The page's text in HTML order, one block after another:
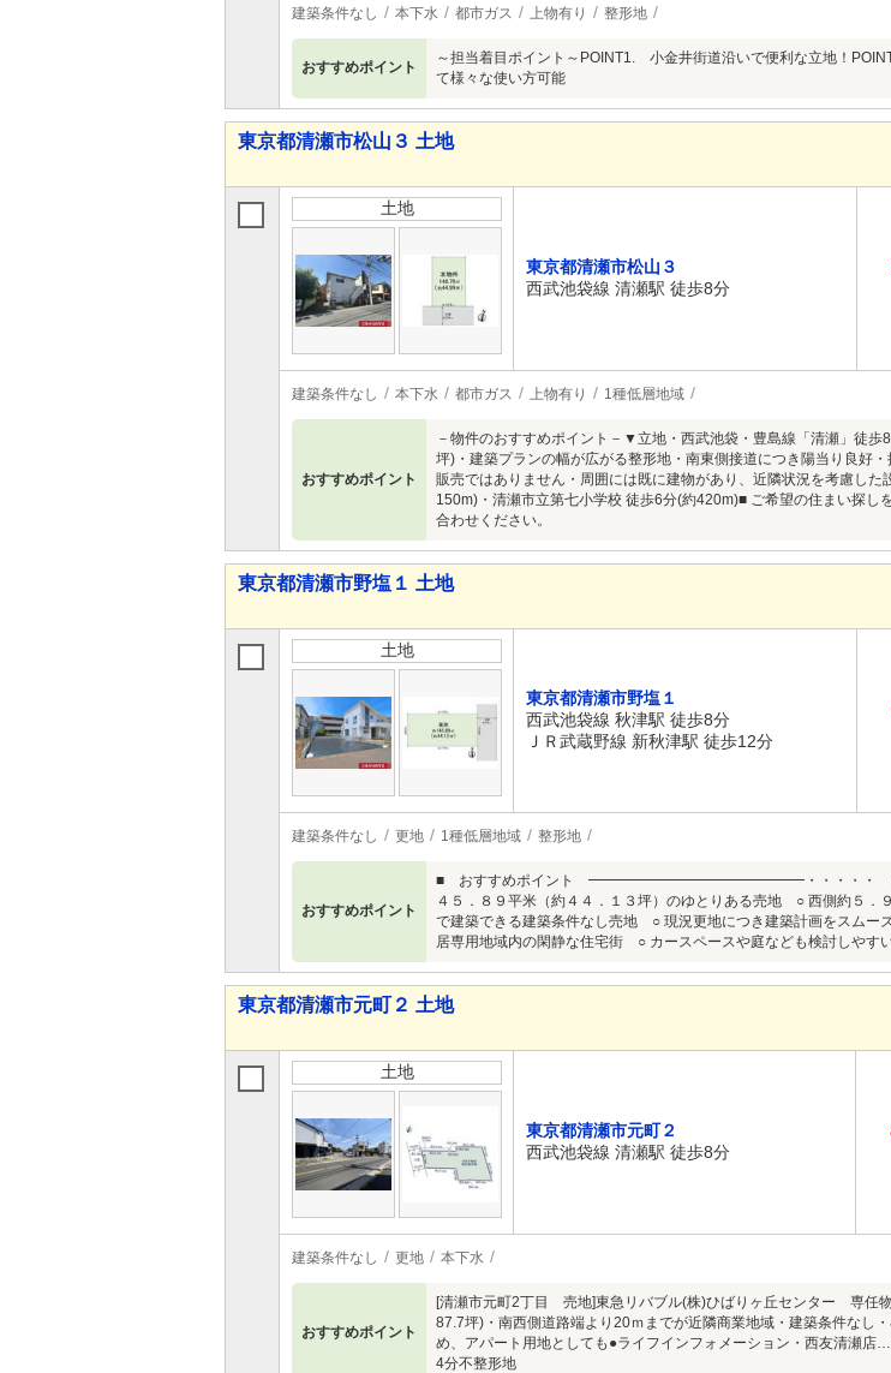
建築条件なし 本下水 都市ガス 上物有り 整形地
おすすめポイント
～担当着目ポイント～POINT1. 小金井街道沿いで便利な立地！
て様々な使い方可能
東京都清瀬市松山３ 土地
土地
東京都清瀬市松山３
西武池袋線 清瀬駅 徒歩8分
建築条件なし 本下水 都市ガス 上物有り 1種低層地域
おすすめポイント
－物件のおすすめポイント－▼立地・西武池袋・豊島線「清瀬」徒
坪)・建築プランの幅が広がる整形地・南東側接道につき陽当り良好
販売ではありません・周囲には既に建物があり、近隣状況を考慮し
150m)・清瀬市立第七小学校 徒歩6分(約420m)■ ご希望の住まい
合わせください。
東京都清瀬市野塩１ 土地
土地
東京都清瀬市野塩１
西武池袋線 秋津駅 徒歩8分
ＪＲ武蔵野線 新秋津駅 徒歩12分
建築条件なし 更地 1種低層地域 整形地
おすすめポイント
■ おすすめポイント ━━━━━━━━━━━━━━━・・・・・ ○ ２駅
４５．８９平米（約４４．１３坪）のゆとりある売地 ○ 西側約５
で建築できる建築条件なし売地 ○ 現況更地につき建築計画をスム
居専用地域内の閑静な住宅街 ○ カースペースや庭なども検討しやす
東京都清瀬市元町２ 土地
土地
東京都清瀬市元町２
西武池袋線 清瀬駅 徒歩8分
建築条件なし 更地 本下水
おすすめポイント
[清瀬市元町2丁目 売地]東急リバブル(株)ひばりヶ丘センター 専
87.7坪)・南西側道路端より20ｍまでが近隣商業地域・建築条件なし
め、アパート用地としても●ライフインフォメーション・西友清瀬
4分不整形地